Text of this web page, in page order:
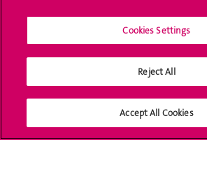
Bibliothèque
Calendrier académique
Accréditation
Cookies Settings
Reject All
Accept All Cookies